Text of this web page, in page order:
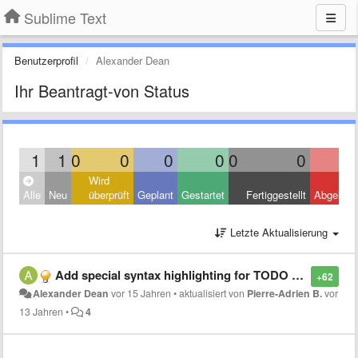
Sublime Text
Benutzerprofil Alexander Dean
Ihr Beantragt-von Status
1 1 0 0 0 0 0 0
Alle Neu
Wird
überprüft Geplant Gestartet Fertiggestellt
Letzte Aktualisierung
+62
Add special syntax highlighting for TODO comments
Alexander Dean vor 15 Jahren •aktualisiert von Pierre-Adrien B.vor
13 Jahren • 4